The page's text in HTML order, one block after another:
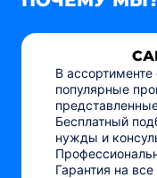
В
популярные
Бесплатный
нужды и
Гарантия на